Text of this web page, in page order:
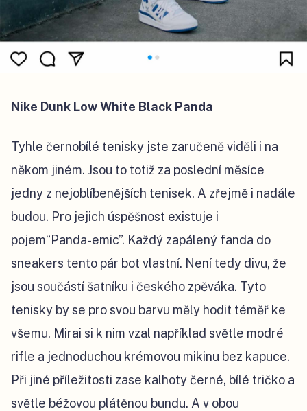
Nike Dunk Low White Black Panda
Tyhle černobílé tenisky jste zaručeně viděli i na
někom jiném. Jsou to totiž za poslední měsíce
jedny z nejoblíbenějších tenisek. A zřejmě i nadále
budou. Pro jejich úspěšnost existuje i
pojem“Panda-emic”. Každý zapálený fanda do
sneakers tento pár bot vlastní. Není tedy divu, že
jsou součástí šatníku i českého zpěváka. Tyto
tenisky by se pro svou barvu měly hodit téměř ke
všemu. Mirai si k nim vzal například světle modré
rifle a jednoduchou krémovou mikinu bez kapuce.
Při jiné příležitosti zase kalhoty černé, bílé tričko a
světle béžovou plátěnou bundu. A v obou